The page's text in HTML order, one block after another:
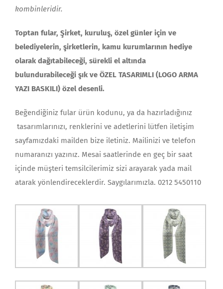
kombinleridir.
Toptan fular, Şirket, kuruluş, özel günler için ve
belediyelerin, şirketlerin, kamu kurumlarının hediye
olarak dağıtabileceği, sürekli el altında
bulundurabileceği şık ve ÖZEL TASARIMLI (LOGO ARMA
YAZI BASKILI) özel desenli.
Beğendiğiniz fular ürün kodunu, ya da hazırladığınız
tasarımlarınızı, renklerini ve adetlerini lütfen iletişim
sayfamızdaki mailden bize iletiniz. Mailinizi ve telefon
numaranızı yazınız. Mesai saatlerinde en geç bir saat
içinde müşteri temsilcilerimiz sizi arayarak yada mail
atarak yönlendireceklerdir. Saygılarımızla. 0212 5450110